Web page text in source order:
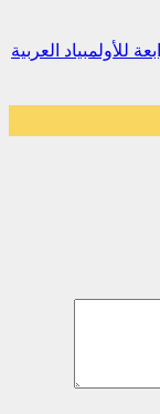
الرابعة للأولمبياد العربية